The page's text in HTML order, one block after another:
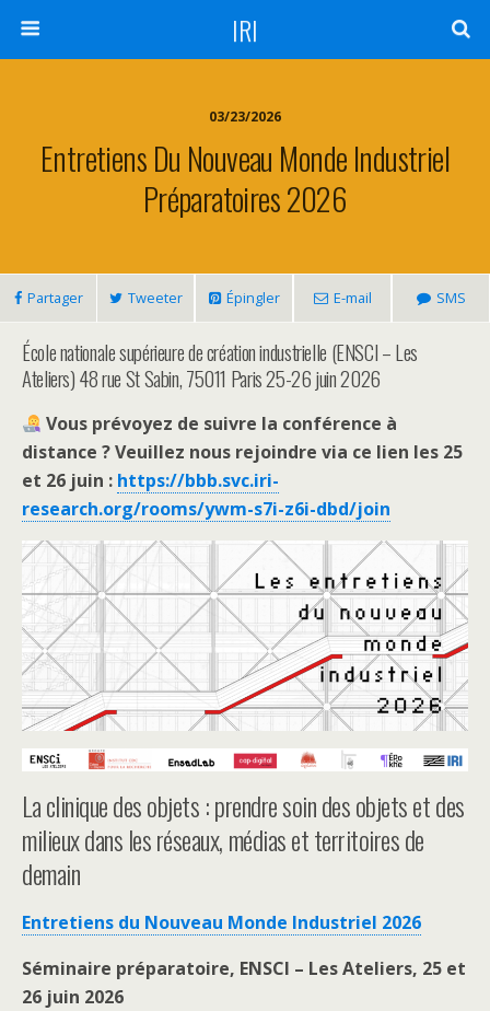
IRI
03/23/2026
Entretiens Du Nouveau Monde Industriel
Préparatoires 2026
Partager Tweeter Épingler E-mail SMS
École nationale supérieure de création industrielle (ENSCI – Les
Ateliers) 48 rue St Sabin, 75011 Paris 25-26 juin 2026
Vous prévoyez de suivre la conférence à
distance ? Veuillez nous rejoindre via ce lien les 25
et 26 juin : https://bbb.svc.iri-
research.org/rooms/ywm-s7i-z6i-dbd/join
La clinique des objets : prendre soin des objets et des
milieux dans les réseaux, médias et territoires de
demain
Entretiens du Nouveau Monde Industriel 2026
Séminaire préparatoire, ENSCI – Les Ateliers, 25 et
26 juin 2026